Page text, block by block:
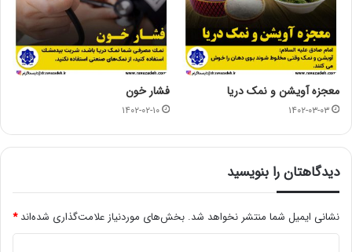
معجزه آویشن و نمک دریا
۱۴۰۲-۰۳-۰۳
فشار خون
۱۴۰۲-۰۲-۱۰
دیدگاهتان را بنویسید
نشانی ایمیل شما منتشر نخواهد شد. بخش‌های موردنیاز علامت‌گذاری شده‌اند*